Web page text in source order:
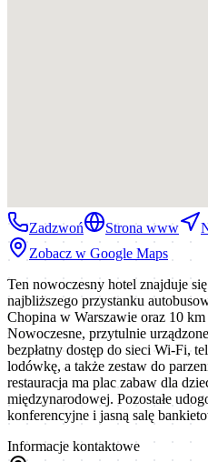
Zadzwoń Strona www
Zobacz w Google Maps
Ten nowoczesny hotel znajduje
najbliższego przystanku
Chopina w Warszawie oraz 10
Nowoczesne, przytulnie
bezpłatny dostęp do sieci Wi-Fi,
lodówkę, a także zestaw do
restauracja ma plac zabaw dla
międzynarodowej. Pozostałe
konferencyjne i jasną salę
Informacje kontaktowe